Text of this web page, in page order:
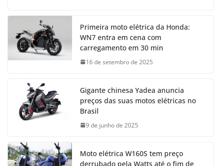
Primeira moto elétrica da Honda:
WN7 entra em cena com
carregamento em 30 min
16 de setembro de 2025
Gigante chinesa Yadea anuncia
preços das suas motos elétricas no
Brasil
9 de junho de 2025
Moto elétrica W160S tem preço
derrubado pela Watts até o fim de